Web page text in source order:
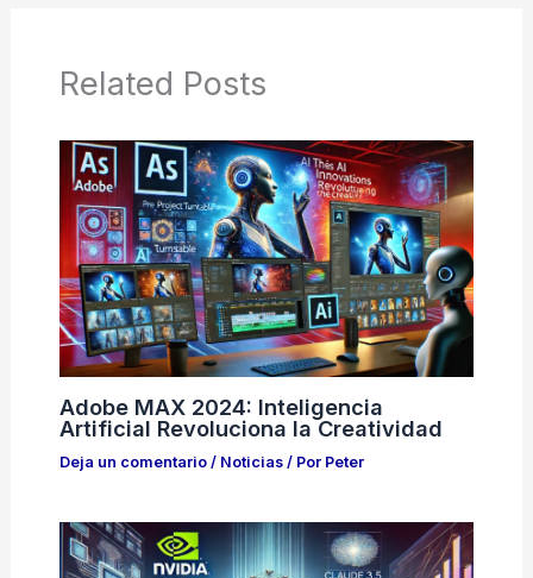
Related Posts
Adobe MAX 2024: Inteligencia
Artificial Revoluciona la Creatividad
Deja un comentario / Noticias/ Por Peter